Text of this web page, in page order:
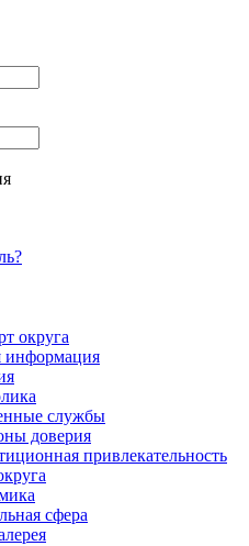
округа
службы
доверия
привлекательность
сфера